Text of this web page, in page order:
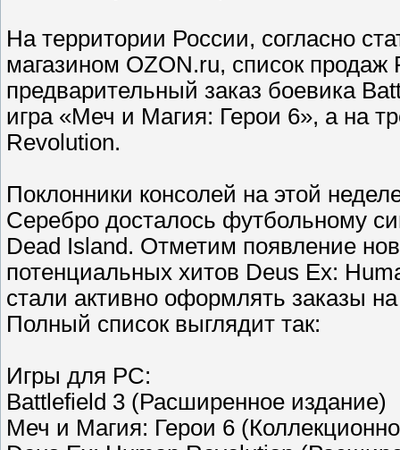
На территории России, согласно
магазином OZON.ru, список продаж
предварительный заказ боевика
игра «Меч и Магия: Герои 6», а на
Revolution.
Поклонники консолей на этой
Серебро досталось футбольному
Dead Island. Отметим появление
потенциальных хитов Deus Ex:
стали активно оформлять заказы
Полный список выглядит так:
Игры для РС:
Battlefield 3 (Расширенное издание)
Меч и Магия: Герои 6